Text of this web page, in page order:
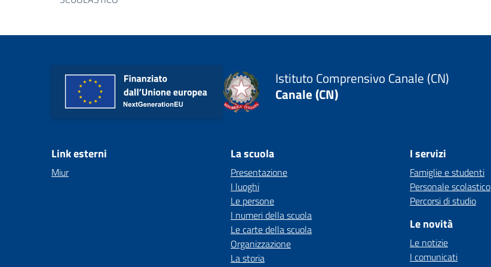
Istituto Comprensivo Canale (CN)
Canale (CN)
Link esterni
Miur
La scuola
Presentazione
I luoghi
Le persone
I numeri della scuola
Le carte della scuola
Organizzazione
La storia
I servizi
Famiglie e studenti
Personale scolastico
Percorsi di studio
Le novità
Le notizie
I comunicati